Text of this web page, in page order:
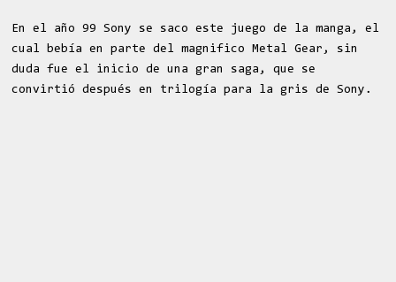
En el año 99 Sony se saco este juego de la manga, el
cual bebía en parte del magnifico Metal Gear, sin
duda fue el inicio de una gran saga, que se
convirtió después en trilogía para la gris de Sony.